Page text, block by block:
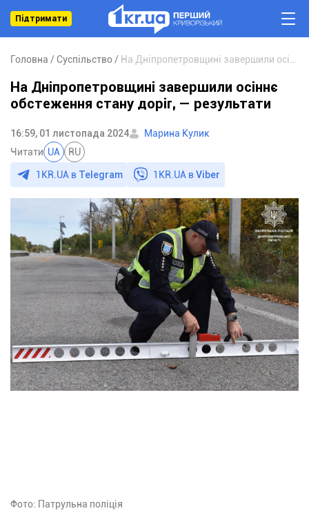
Підтримати
Головна Суспільство
На Дніпропетровщині завершили осіннє
обстеження стану доріг, — результати
16:59, 01 листопада 2024
Марина Кулик
Читати UA RU
1KR.UA в Telegram 1KR.UA вViber
Фото: Патрульна поліція